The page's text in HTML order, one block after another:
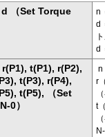
（Set Torque
n
d
d
t(P1), r(P2),
t(P3), r(P4),
t(P5), （Set
0）
n
r
t